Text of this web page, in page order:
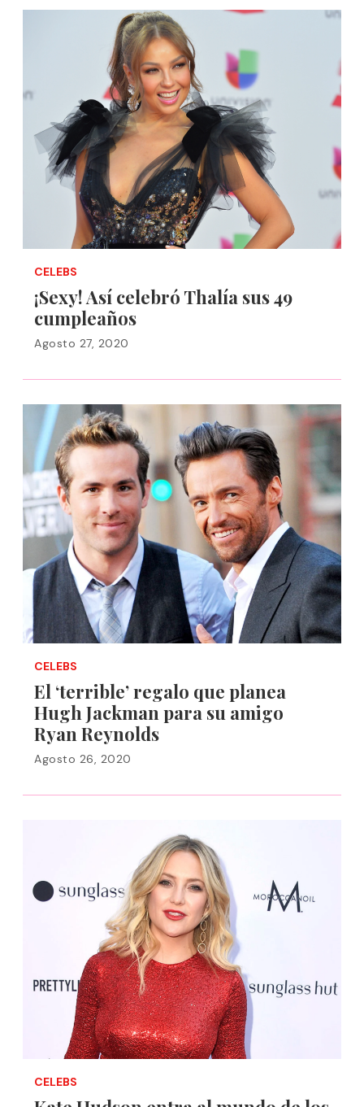
CELEBS
¡Sexy! Así celebró Thalía sus 49
cumpleaños
Agosto 27, 2020
CELEBS
El ‘terrible’ regalo que planea
Hugh Jackman para su amigo
Ryan Reynolds
Agosto 26, 2020
CELEBS